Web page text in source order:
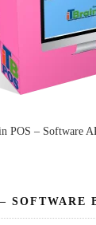
POS – Software
SOFTWARE